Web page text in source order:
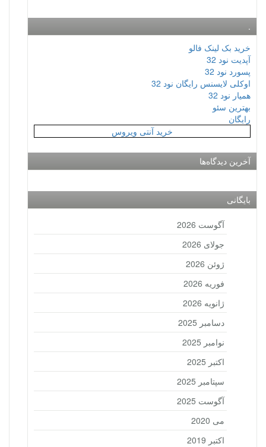
.
خرید بک لینک فالو
آپدیت نود 32
پسورد نود 32
اوکلی لایسنس رایگان نود 32
همیار نود 32
بهترین سئو
رایگان
خرید آنتی ویروس
آخرین دیدگاه‌ها
بایگانی
آگوست 2026
جولای 2026
ژوئن 2026
فوریه 2026
ژانویه 2026
دسامبر 2025
نوامبر 2025
اکتبر 2025
سپتامبر 2025
آگوست 2025
می 2020
اکتبر 2019